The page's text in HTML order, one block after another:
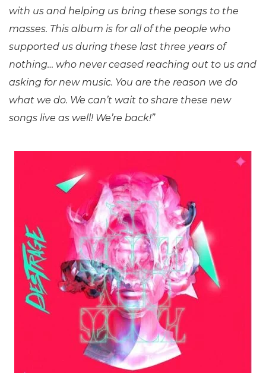
with us and helping us bring these songs to the
masses. This album is for all of the people who
supported us during these last three years of
nothing… who never ceased reaching out to us and
asking for new music. You are the reason we do
what we do. We can’t wait to share these new
songs live as well! We’re back!”